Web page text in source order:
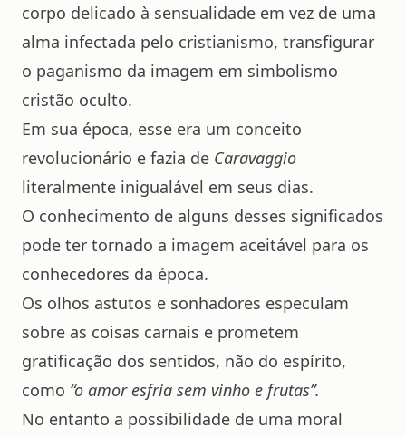
corpo delicado à sensualidade em vez de uma
alma infectada pelo cristianismo, transfigurar
o paganismo da imagem em simbolismo
cristão oculto.
Em sua época, esse era um conceito
revolucionário e fazia de Caravaggio
literalmente inigualável em seus dias.
O conhecimento de alguns desses significados
pode ter tornado a imagem aceitável para os
conhecedores da época.
Os olhos astutos e sonhadores especulam
sobre as coisas carnais e prometem
gratificação dos sentidos, não do espírito,
como “o amor esfria sem vinho e frutas”.
No entanto a possibilidade de uma moral